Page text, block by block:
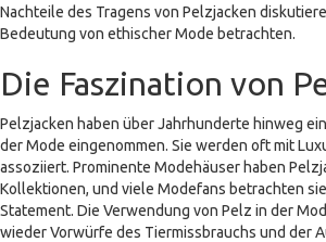
Nachteile des Tragens von Pelzjacken
Bedeutung von ethischer Mode betrachten.
Die Faszination von
Pelzjacken haben über Jahrhunderte hinweg
der Mode eingenommen. Sie werden oft mit
assoziiert. Prominente Modehäuser haben
Kollektionen, und viele Modefans betrachten
Statement. Die Verwendung von Pelz in der
wieder Vorwürfe des Tiermissbrauchs und der